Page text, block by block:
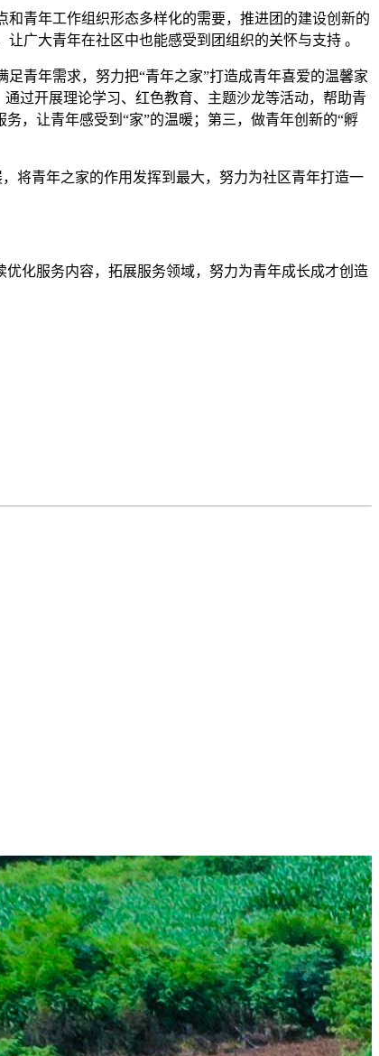
青年工作组织形态多样化的需要，推进团的建设创新的
广大青年在社区中也能感受到团组织的关怀与支持 。
青年需求，努力把“青年之家”打造成青年喜爱的温馨家
过开展理论学习、红色教育、主题沙龙等活动，帮助青
，让青年感受到“家”的温暖；第三，做青年创新的“孵
将青年之家的作用发挥到最大，努力为社区青年打造一
化服务内容，拓展服务领域，努力为青年成长成才创造